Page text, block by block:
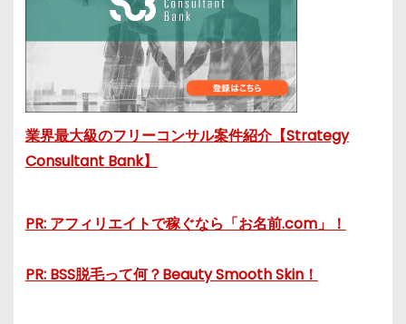
業界最大級のフリーコンサル案件紹介【Strategy
Consultant Bank】
PR: アフィリエイトで稼ぐなら「お名前.com」！
PR: BSS脱毛って何？Beauty Smooth Skin！